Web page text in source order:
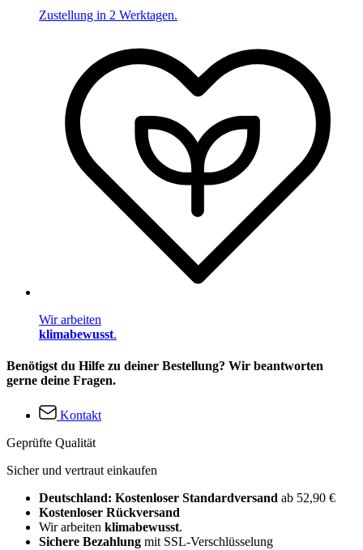
Zustellung in 2 Werktagen.
Wir arbeiten
klimabewusst.
Benötigst du Hilfe zu deiner Bestellung? Wir beantworten
gerne deine Fragen.
Kontakt
Geprüfte Qualität
Sicher und vertraut einkaufen
Deutschland: Kostenloser Standardversand ab 52,90 €
Kostenloser Rückversand
Wir arbeiten klimabewusst.
Sichere Bezahlung mit SSL-Verschlüsselung